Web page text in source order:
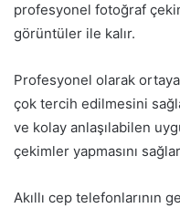
profesyonel fotoğraf
görüntüler ile kalır.
Profesyonel olarak
çok tercih edilmesini
ve kolay anlaşılabilen
çekimler yapmasını
Akıllı cep telefonlarının